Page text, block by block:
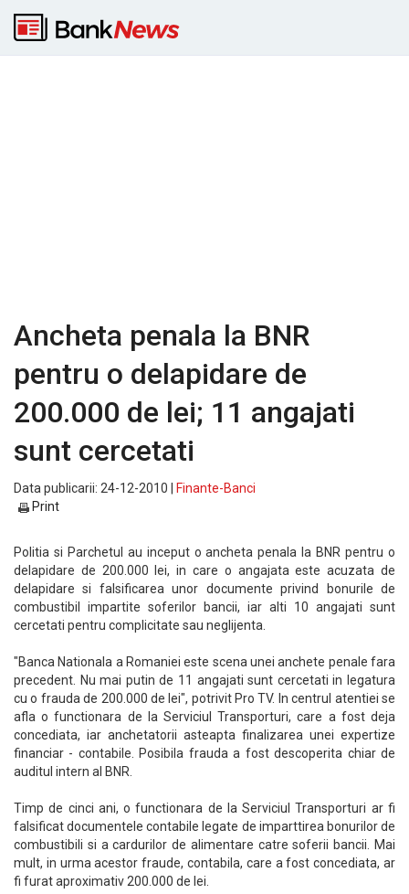
Ancheta penala la BNR
pentru o delapidare de
200.000 de lei; 11 angajati
sunt cercetati
Data publicarii: 24-12-2010 |
Finante-Banci
Print
Politia si Parchetul au inceput o ancheta penala la BNR pentru o
delapidare de 200.000 lei, in care o angajata este acuzata de
delapidare si falsificarea unor documente privind bonurile de
combustibil impartite soferilor bancii, iar alti 10 angajati sunt
cercetati pentru complicitate sau neglijenta.
"Banca Nationala a Romaniei este scena unei anchete penale fara
precedent. Nu mai putin de 11 angajati sunt cercetati in legatura
cu o frauda de 200.000 de lei", potrivit Pro TV. In centrul atentiei se
afla o functionara de la Serviciul Transporturi, care a fost deja
concediata, iar anchetatorii asteapta finalizarea unei expertize
financiar - contabile. Posibila frauda a fost descoperita chiar de
auditul intern al BNR.
Timp de cinci ani, o functionara de la Serviciul Transporturi ar fi
falsificat documentele contabile legate de imparttirea bonurilor de
combustibili si a cardurilor de alimentare catre soferii bancii. Mai
mult, in urma acestor fraude, contabila, care a fost concediata, ar
fi furat aproximativ 200.000 de lei.